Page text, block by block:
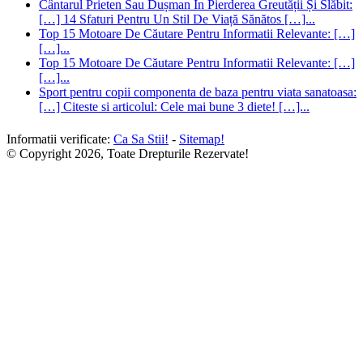
Cântarul Prieten Sau Dușman In Pierderea Greutății Și Slăbit:
[…] 14 Sfaturi Pentru Un Stil De Viață Sănătos […]...
Top 15 Motoare De Căutare Pentru Informatii Relevante: […]
[…]...
Top 15 Motoare De Căutare Pentru Informatii Relevante: […]
[…]...
Sport pentru copii componenta de baza pentru viata sanatoasa:
[…] Citeste si articolul: Cele mai bune 3 diete! […]...
Informatii verificate: Ca Sa Stii! - Sitemap!
© Copyright 2026, Toate Drepturile Rezervate!